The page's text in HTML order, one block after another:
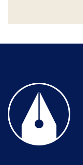
Til forsiden